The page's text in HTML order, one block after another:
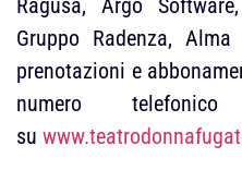
Ragusa, Argo
Gruppo Radenza,
prenotazioni e
numero
su